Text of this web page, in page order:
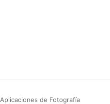
Aplicaciones de Fotografía